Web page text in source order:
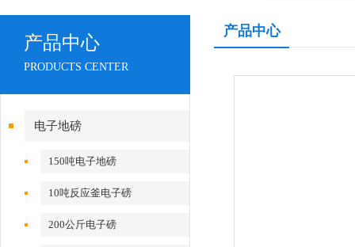
产品中心
PRODUCTS CENTER
电子地磅
150吨电子地磅
10吨反应釜电子磅
200公斤电子磅
产品中心